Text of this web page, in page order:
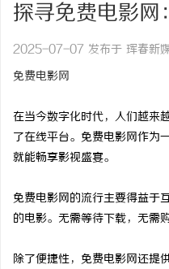
探寻免费电影网
2025-07-07 发布于 珲春新
免费电影网
在当今数字化时代，人们越来
了在线平台。免费电影网作为
就能畅享影视盛宴。
免费电影网的流行主要得益于
的电影。无需等待下载，无需
除了便捷性，免费电影网还提